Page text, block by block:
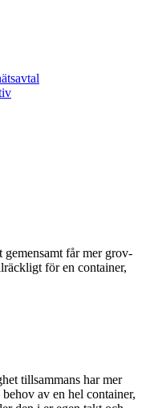
får mer grov-
för en container,
tillsammans har mer
av en hel container,